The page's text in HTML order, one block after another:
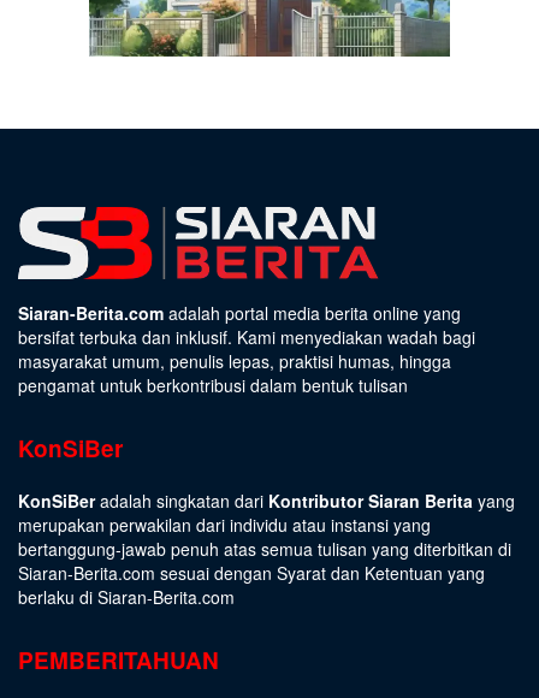
Siaran-Berita.com adalah portal media berita online yang
bersifat terbuka dan inklusif. Kami menyediakan wadah bagi
masyarakat umum, penulis lepas, praktisi humas, hingga
pengamat untuk berkontribusi dalam bentuk tulisan
KonSiBer
KonSiBeradalah singkatan dari Kontributor Siaran Berita yang
merupakan perwakilan dari individu atau instansi yang
bertanggung-jawab penuh atas semua tulisan yang diterbitkan di
Siaran-Berita.com sesuai dengan Syarat dan Ketentuan yang
berlaku di Siaran-Berita.com
PEMBERITAHUAN